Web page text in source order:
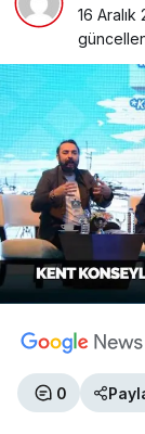
16 Aralık
0